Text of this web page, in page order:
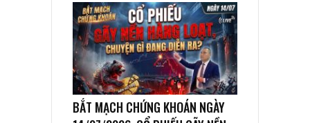
BẮT MẠCH CHỨNG KHOÁN NGÀY